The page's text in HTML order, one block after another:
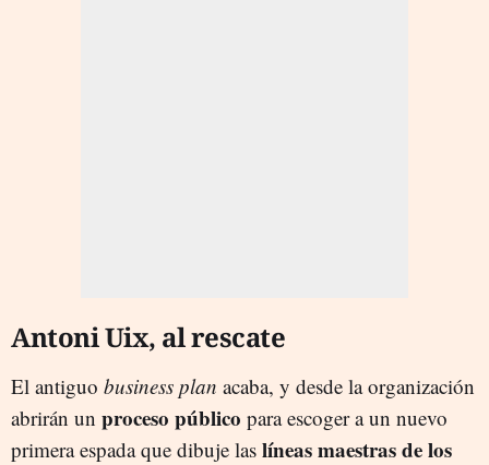
Antoni Uix, al rescate
El antiguo business plan acaba, y desde la organización
abrirán un proceso público para escoger a un nuevo
primera espada que dibuje las líneas maestras de los